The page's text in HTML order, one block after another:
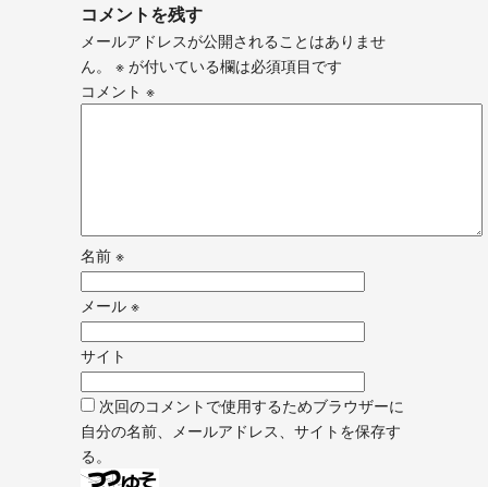
コメントを残す
メールアドレスが公開されることはありませ
ん。
※ が付いている欄は必須項目です
コメント ※
名前 ※
メール ※
サイト
次回のコメントで使用するためブラウザーに
自分の名前、メールアドレス、サイトを保存す
る。